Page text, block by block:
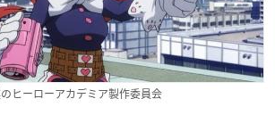
ヒーローアカデミア製作委員会